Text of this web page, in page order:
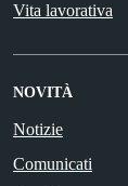
Vita lavorativa
NOVITÀ
Notizie
Comunicati